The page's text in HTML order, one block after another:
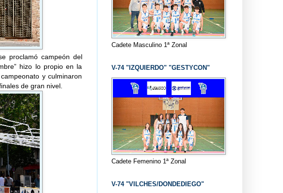
proclamó campeón del
hizo lo propio en la
y culminaron
de gran nivel.
Cadete Masculino 1ª Zonal
V-74 "IZQUIERDO" "GESTYCON"
Cadete Femenino 1ª Zonal
V-74 "VILCHES/DONDEDIEGO"